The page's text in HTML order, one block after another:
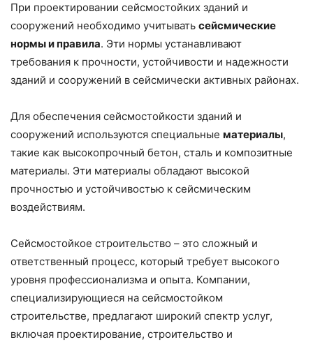
При проектировании сейсмостойких зданий и
сооружений необходимо учитывать сейсмические
нормы и правила. Эти нормы устанавливают
требования к прочности, устойчивости и надежности
зданий и сооружений в сейсмически активных районах.
Для обеспечения сейсмостойкости зданий и
сооружений используются специальные материалы,
такие как высокопрочный бетон, сталь и композитные
материалы. Эти материалы обладают высокой
прочностью и устойчивостью к сейсмическим
воздействиям.
Сейсмостойкое строительство – это сложный и
ответственный процесс, который требует высокого
уровня профессионализма и опыта. Компании,
специализирующиеся на сейсмостойком
строительстве, предлагают широкий спектр услуг,
включая проектирование, строительство и